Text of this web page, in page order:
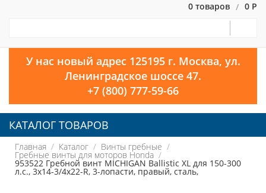
0 товаров / 0 Р
У нас новый адрес 125195 г. Москва, ул.
Ленинградское шоссе 47.
+7 (800) 777-59-66
КАТАЛОГ ТОВАРОВ
Главная Каталог Винты гребные
Гребные винты для моторов Honda
953522 Гребной винт MICHIGAN Ballistic XL для 150-300
л.с., 3x14-3/4x22-R, 3-лопасти, правый, сталь,